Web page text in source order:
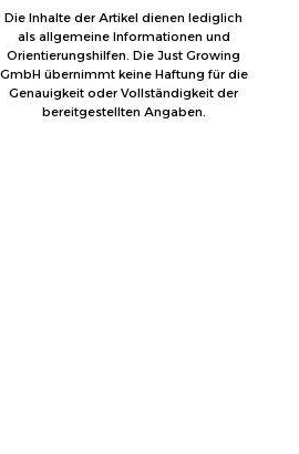
Die Inhalte der Artikel dienen lediglich
als allgemeine Informationen und
Orientierungshilfen. Die Just Growing
GmbH übernimmt keine Haftung für die
Genauigkeit oder Vollständigkeit der
bereitgestellten Angaben.